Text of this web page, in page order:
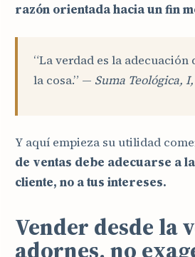
razón orientada hacia un fin
“La verdad es la
la cosa.” — Suma Teológica,
Y aquí empieza su utilidad
de ventas debe adecuarse a
cliente, no a tus intereses.
Vender desde la
adornes, no